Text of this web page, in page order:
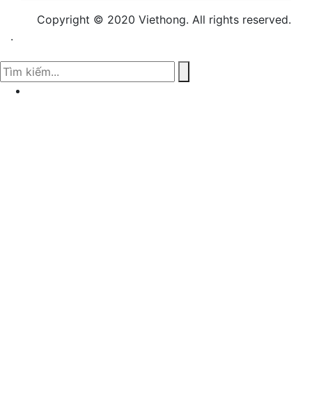
Copyright © 2020 Viethong. All rights reserved.
.